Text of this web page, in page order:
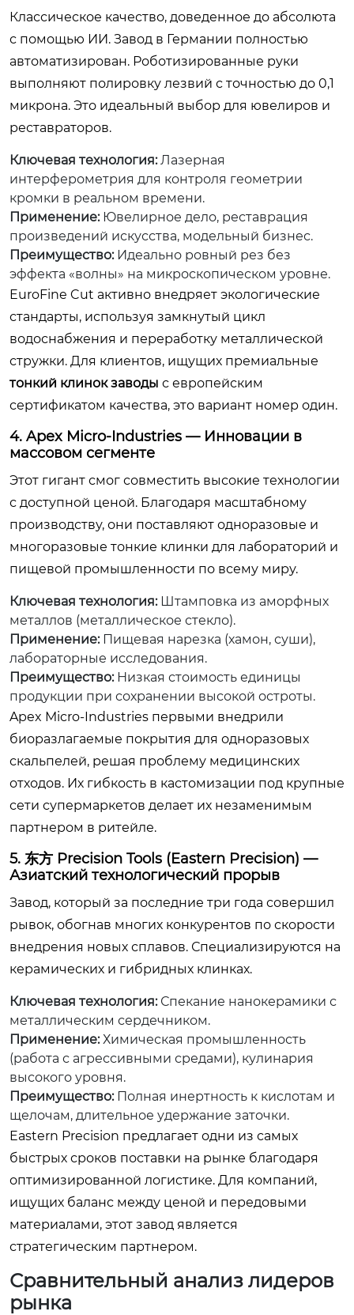
Классическое качество, доведенное до абсолюта
с помощью ИИ. Завод в Германии полностью
автоматизирован. Роботизированные руки
выполняют полировку лезвий с точностью до 0,1
микрона. Это идеальный выбор для ювелиров и
реставраторов.
Ключевая технология:Лазерная
интерферометрия для контроля геометрии
кромки в реальном времени.
Применение:Ювелирное дело, реставрация
произведений искусства, модельный бизнес.
Преимущество:Идеально ровный рез без
эффекта «волны» на микроскопическом уровне.
EuroFine Cut активно внедряет экологические
стандарты, используя замкнутый цикл
водоснабжения и переработку металлической
стружки. Для клиентов, ищущих премиальные
тонкий клинок заводы с европейским
сертификатом качества, это вариант номер один.
4. Apex Micro-Industries — Инновации в
массовом сегменте
Этот гигант смог совместить высокие технологии
с доступной ценой. Благодаря масштабному
производству, они поставляют одноразовые и
многоразовые тонкие клинки для лабораторий и
пищевой промышленности по всему миру.
Ключевая технология:Штамповка из аморфных
металлов (металлическое стекло).
Применение:Пищевая нарезка (хамон, суши),
лабораторные исследования.
Преимущество:Низкая стоимость единицы
продукции при сохранении высокой остроты.
Apex Micro-Industries первыми внедрили
биоразлагаемые покрытия для одноразовых
скальпелей, решая проблему медицинских
отходов. Их гибкость в кастомизации под крупные
сети супермаркетов делает их незаменимым
партнером в ритейле.
5. 东方 Precision Tools (Eastern Precision) —
Азиатский технологический прорыв
Завод, который за последние три года совершил
рывок, обогнав многих конкурентов по скорости
внедрения новых сплавов. Специализируются на
керамических и гибридных клинках.
Ключевая технология:Спекание нанокерамики с
металлическим сердечником.
Применение:Химическая промышленность
(работа с агрессивными средами), кулинария
высокого уровня.
Преимущество:Полная инертность к кислотам и
щелочам, длительное удержание заточки.
Eastern Precision предлагает одни из самых
быстрых сроков поставки на рынке благодаря
оптимизированной логистике. Для компаний,
ищущих баланс между ценой и передовыми
материалами, этот завод является
стратегическим партнером.
Сравнительный анализ лидеров
рынка